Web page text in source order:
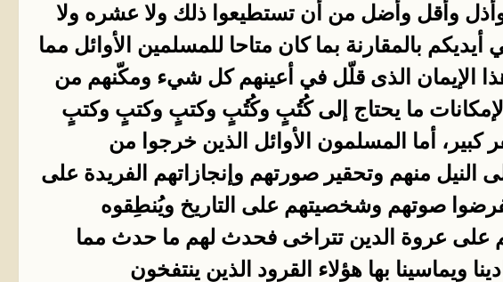
وأذل وأقل وأضل من أن تستطيعوا ذلك ولا عشره ولا
بالمقارنة بما كان متاحا للمسلمين الأوائل مما
هذا الإيمان الذى قلّل في أعينهم كل شيء ومكّنهم من
ما يحتاج إلى كُتُبٍ وكُتُبٍ وكتبٍ وكتبٍ وكتبٍ
كبير، أما المسلمون الأوائل الذين خرجوا من
النيل منهم وتحقير صورتهم وإنجازاتهم الفريدة على
صوتهم وشخصيتهم على التاريخ ويُنطِقوه
على عروة الدين تتراخى فحدث لهم ما حدث مما
ويماسينا بها هؤلاء القرود الذين ينتفخون